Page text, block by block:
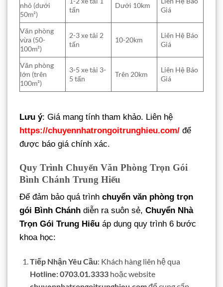
nhỏ (dưới
50m²)
tấn
Dưới 10km
Giá
Văn phòng
vừa (50-
100m²)
2-3 xe tải 2
tấn
10-20km
Liên Hệ Báo
Giá
Văn phòng
lớn (trên
100m²)
3-5 xe tải 3-
5 tấn
Trên 20km
Liên Hệ Báo
Giá
Lưu ý: Giá mang tính tham khảo. Liên hệ
https://chuyennhatrongoitrunghieu.com/ để
được báo giá chính xác.
Quy Trình Chuyển Văn Phòng Trọn Gói
Bình Chánh Trung Hiếu
Để đảm bảo quá trình chuyển văn phòng trọn
gói Bình Chánh diễn ra suôn sẻ, Chuyển Nhà
Trọn Gói Trung Hiếu áp dụng quy trình 6 bước
khoa học:
Tiếp Nhận Yêu Cầu: Khách hàng liên hệ qua
Hotline: 0703.01.3333hoặc website